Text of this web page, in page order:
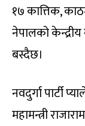
१७ कात्तिक,
नेपालको
बस्दैछ।
नवदुर्गा पार्टी
महामन्त्री